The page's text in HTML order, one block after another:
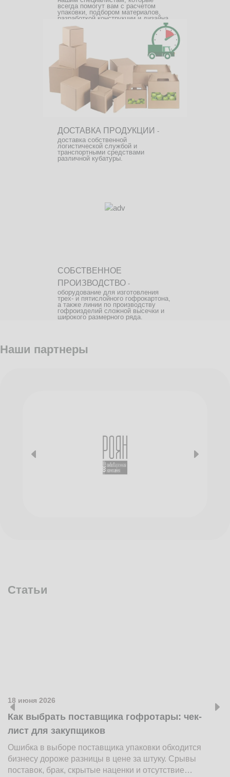
всегда помогут вам с расчетом
упаковки, подбором материалов,
разработкой конструкции и дизайна.
ДОСТАВКА ПРОДУКЦИИ -
доставка собственной
логистической службой и
транспортными средствами
различной кубатуры.
СОБСТВЕННОЕ
ПРОИЗВОДСТВО -
оборудование для изготовления
трех- и пятислойного гофрокартона,
а также линии по производству
гофроизделий сложной высечки и
широкого размерного ряда.
Наши партнеры
Статьи
18 июня 2026
Как выбрать поставщика гофротары: чек-
лист для закупщиков
Ошибка в выборе поставщика упаковки обходится
бизнесу дороже разницы в цене за штуку. Срывы
поставок, брак, скрытые наценки и отсутствие…